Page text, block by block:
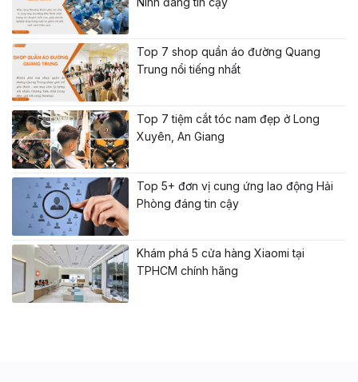
Top 7 shop quần áo đường Quang
Trung nổi tiếng nhất
Top 7 tiệm cắt tóc nam đẹp ở Long
Xuyên, An Giang
Top 5+ đơn vị cung ứng lao động Hải
Phòng đáng tin cậy
Khám phá 5 cửa hàng Xiaomi tại
TPHCM chính hãng